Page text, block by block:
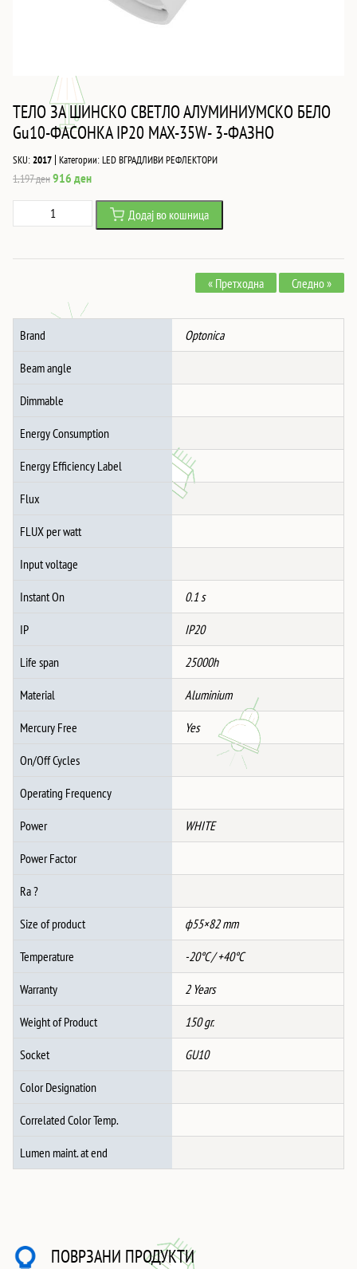
ТЕЛО ЗА ШИНСКО СВЕТЛО АЛУМИНИУМСКО БЕЛО
Gu10-ФАСОНКА IP20 MAX-35W- 3-ФАЗНО
SKU:2017 | Категории:LED ВГРАДЛИВИ РЕФЛЕКТОРИ
1,197денOriginal
was:
1,197 ден.
916 денCurrent
916 ден.
ЗА
Gu10-
ФАСОНКА
IP20
35W-
ФАЗНО
Додај во кошница
« Претходна Следно »
Brand Optonica
Beam angle
Dimmable
Energy Consumption
Energy Efficiency Label
Flux
FLUX per watt
Input voltage
Instant On 0.1 s
IP IP20
Life span 25000h
Material Aluminium
Mercury Free Yes
On/Off Cycles
Operating Frequency
Power WHITE
Power Factor
Ra ?
Size of product ф55×82 mm
Temperature -20°C / +40°C
Warranty 2 Years
Weight of Product 150 gr.
Socket GU10
Color Designation
Correlated Color Temp.
Lumen maint. at end
ПОВРЗАНИ ПРОДУКТИ